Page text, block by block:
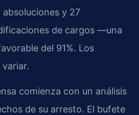
y 27
de cargos —una
del 91%. Los
comienza con un análisis
de su arresto. El bufete